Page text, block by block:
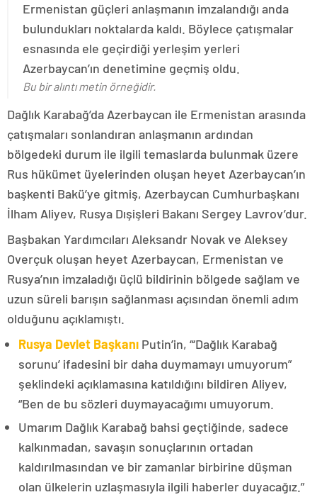
Ermenistan güçleri anlaşmanın imzalandığı anda
bulundukları noktalarda kaldı. Böylece çatışmalar
esnasında ele geçirdiği yerleşim yerleri
Azerbaycan’ın denetimine geçmiş oldu.
Bu bir alıntı metin örneğidir.
Dağlık Karabağ’da Azerbaycan ile Ermenistan arasında
çatışmaları sonlandıran anlaşmanın ardından
bölgedeki durum ile ilgili temaslarda bulunmak üzere
Rus hükümet üyelerinden oluşan heyet Azerbaycan’ın
başkenti Bakü’ye gitmiş, Azerbaycan Cumhurbaşkanı
İlham Aliyev, Rusya Dışişleri Bakanı Sergey Lavrov’dur.
Başbakan Yardımcıları Aleksandr Novak ve Aleksey
Overçuk oluşan heyet Azerbaycan, Ermenistan ve
Rusya’nın imzaladığı üçlü bildirinin bölgede sağlam ve
uzun süreli barışın sağlanması açısından önemli adım
olduğunu açıklamıştı.
Rusya Devlet Başkanı Putin’in, “‘Dağlık Karabağ
sorunu’ ifadesini bir daha duymamayı umuyorum”
şeklindeki açıklamasına katıldığını bildiren Aliyev,
“Ben de bu sözleri duymayacağımı umuyorum.
Umarım Dağlık Karabağ bahsi geçtiğinde, sadece
kalkınmadan, savaşın sonuçlarının ortadan
kaldırılmasından ve bir zamanlar birbirine düşman
olan ülkelerin uzlaşmasıyla ilgili haberler duyacağız.”